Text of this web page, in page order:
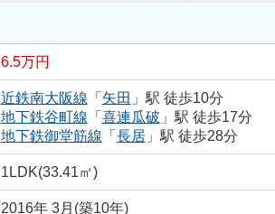
6.5万円
近鉄南大阪線 「 矢田 」駅 徒歩10分
地下鉄谷町線 「 喜連瓜破 」駅 徒歩17分
地下鉄御堂筋線 「 長居」駅 徒歩28分
1LDK(33.41㎡)
2016年 3月(築10年)